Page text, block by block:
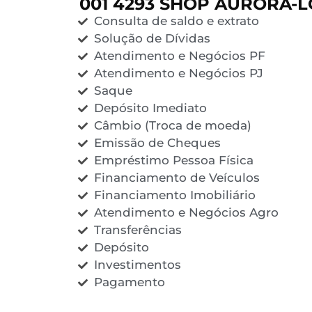
Consulta de saldo e extrato
Solução de Dívidas
Atendimento e Negócios PF
Atendimento e Negócios PJ
Saque
Depósito Imediato
Câmbio (Troca de moeda)
Emissão de Cheques
Empréstimo Pessoa Física
Financiamento de Veículos
Financiamento Imobiliário
Atendimento e Negócios Agro
Transferências
Depósito
Investimentos
Pagamento